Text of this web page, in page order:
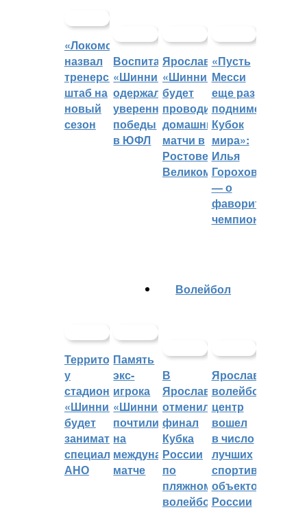
«Локомотив»
назвал
тренерский
штаб на
новый
сезон
Воспитанники
«Шинника»
одержали
уверенные
победы
в ЮФЛ
Ярославский
«Шинник»
будет
проводить
домашние
матчи в
Ростове
Великом
«Пусть
Месси
еще раз
поднимет
Кубок
мира»:
Илья
Горохов
— о
фаворитах
чемпионата
Территорией
у
стадиона
«Шинник»
будет
заниматься
специальное
АНО
Память
экс-
игрока
«Шинника»
почтили
на
международном
матче
Волейбол
В
Ярославле
отменили
финал
Кубка
России
по
пляжному
волейболу
Ярославский
волейбольный
центр
вошел
в число
лучших
спортивных
объектов
России